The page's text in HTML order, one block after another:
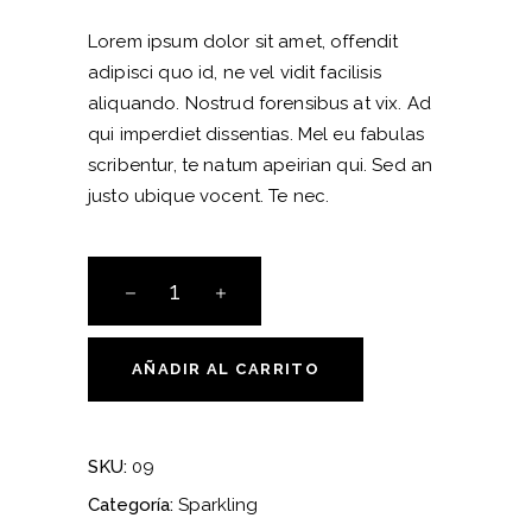
Lorem ipsum dolor sit amet, offendit
adipisci quo id, ne vel vidit facilisis
aliquando. Nostrud forensibus at vix. Ad
qui imperdiet dissentias. Mel eu fabulas
scribentur, te natum apeirian qui. Sed an
justo ubique vocent. Te nec.
AÑADIR AL CARRITO
SKU: 09
Categoría: Sparkling